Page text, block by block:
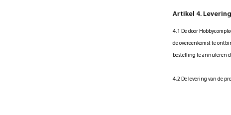
Artikel 4. Levering
4.1 De door
de overeenkomst te
bestelling te annuleren
4.2 De levering van de